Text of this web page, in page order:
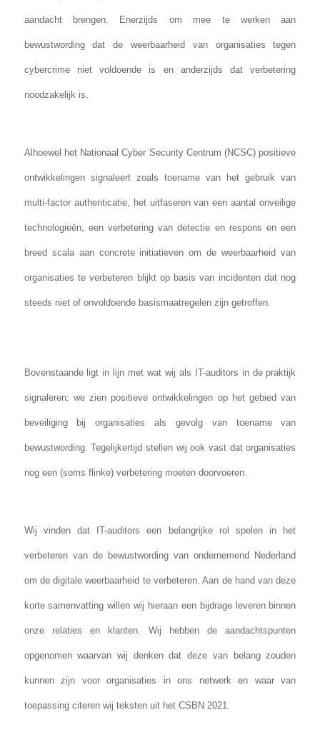
aandacht brengen. Enerzijds om mee te werken aan
bewustwording dat de weerbaarheid van organisaties tegen
cybercrime niet voldoende is en anderzijds dat verbetering
noodzakelijk is.
Alhoewel het Nationaal Cyber Security Centrum (NCSC) positieve
ontwikkelingen signaleert zoals toename van het gebruik van
multi-factor authenticatie, het uitfaseren van een aantal onveilige
technologieën, een verbetering van detectie en respons en een
breed scala aan concrete initiatieven om de weerbaarheid van
organisaties te verbeteren blijkt op basis van incidenten dat nog
steeds niet of onvoldoende basismaatregelen zijn getroffen.
Bovenstaande ligt in lijn met wat wij als IT-auditors in de praktijk
signaleren: we zien positieve ontwikkelingen op het gebied van
beveiliging bij organisaties als gevolg van toename van
bewustwording. Tegelijkertijd stellen wij ook vast dat organisaties
nog een (soms flinke) verbetering moeten doorvoeren.
Wij vinden dat IT-auditors een belangrijke rol spelen in het
verbeteren van de bewustwording van ondernemend Nederland
om de digitale weerbaarheid te verbeteren. Aan de hand van deze
korte samenvatting willen wij hieraan een bijdrage leveren binnen
onze relaties en klanten. Wij hebben de aandachtspunten
opgenomen waarvan wij denken dat deze van belang zouden
kunnen zijn voor organisaties in ons netwerk en waar van
toepassing citeren wij teksten uit het CSBN 2021.